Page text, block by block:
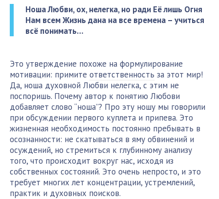
Ноша Любви, ох, нелегка, но ради Её лишь Огня
Нам всем Жизнь дана на все времена – учиться
всё понимать…
Это утверждение похоже на формулирование
мотивации: примите ответственность за этот мир!
Да, ноша духовной Любви нелегка, с этим не
поспоришь. Почему автор к понятию Любови
добавляет слово “ноша”? Про эту ношу мы говорили
при обсуждении первого куплета и припева. Это
жизненная необходимость постоянно пребывать в
осознанности: не скатываться в яму обвинений и
осуждений, но стремиться к глубинному анализу
того, что происходит вокруг нас, исходя из
собственных состояний. Это очень непросто, и это
требует многих лет концентрации, устремлений,
практик и духовных поисков.